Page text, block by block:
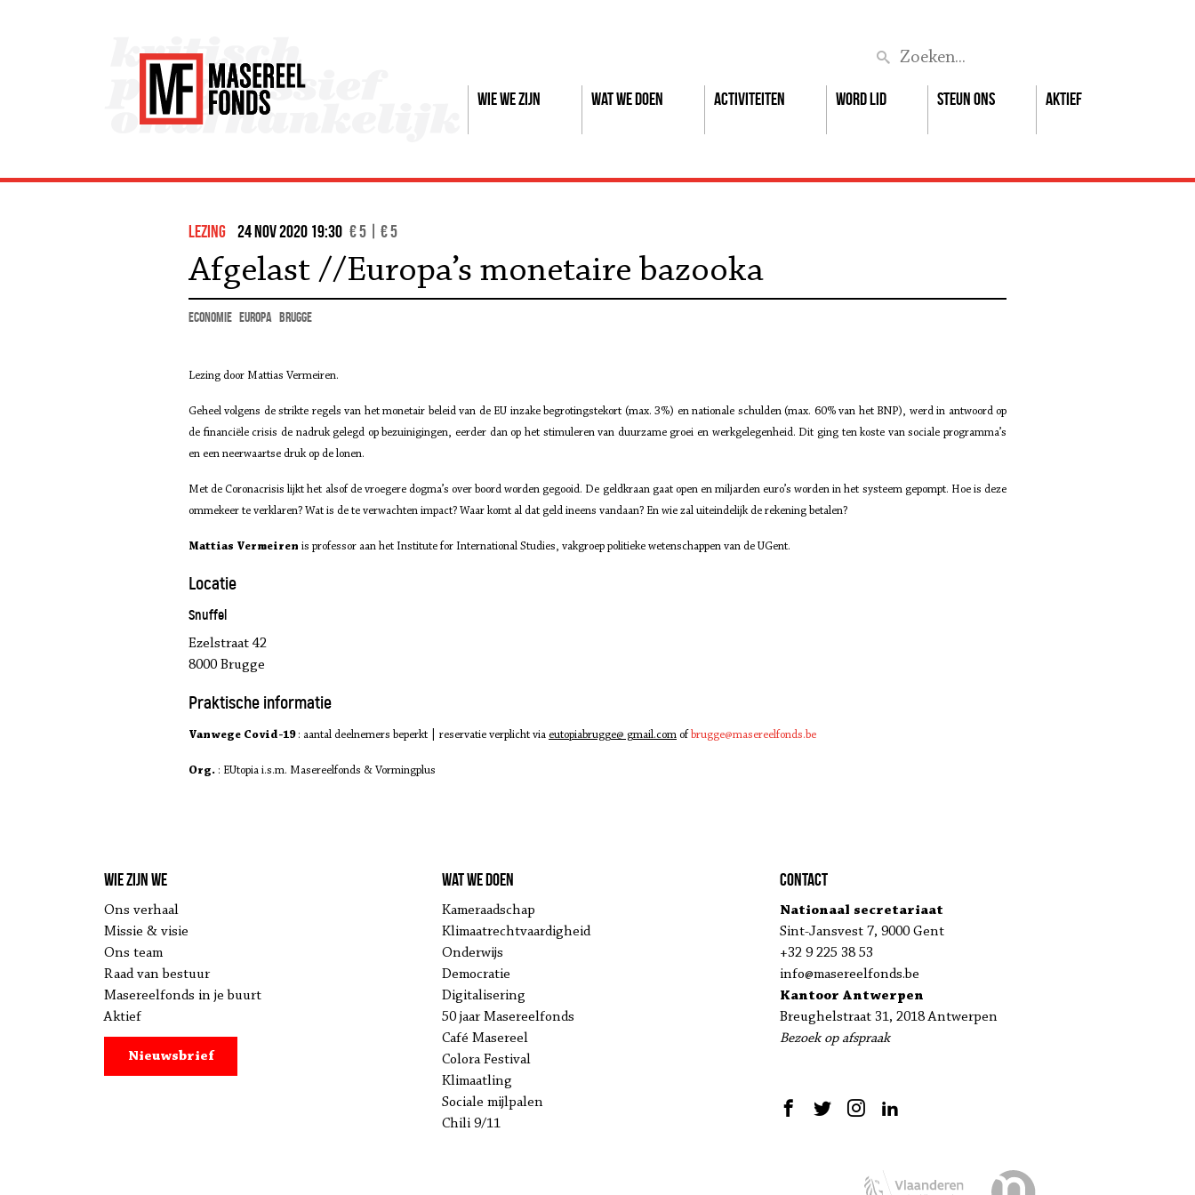
Wie we zijn Wat we doen Activiteiten Word lid Steun ons Aktief
lezing 24 nov 2020 19:30 € 5 | € 5
Afgelast //Europa’s monetaire bazooka
economie Europa Brugge
Lezing door Mattias Vermeiren.
Geheel volgens de strikte regels van het monetair beleid van de EU inzake begrotingstekort (max. 3%) en nationale schulden (max. 60% van het BNP), werd in antwoord op
de financiële crisis de nadruk gelegd op bezuinigingen, eerder dan op het stimuleren van duurzame groei en werkgelegenheid. Dit ging ten koste van sociale programma’s
en een neerwaartse druk op de lonen.
Met de Coronacrisis lijkt het alsof de vroegere dogma’s over boord worden gegooid. De geldkraan gaat open en miljarden euro’s worden in het systeem gepompt. Hoe is deze
ommekeer te verklaren? Wat is de te verwachten impact? Waar komt al dat geld ineens vandaan? En wie zal uiteindelijk de rekening betalen?
Mattias Vermeiren is professor aan het Institute for International Studies, vakgroep politieke wetenschappen van de UGent.
Locatie
Snuffel
Ezelstraat 42
8000 Brugge
Praktische informatie
Vanwege Covid-19 : aantal deelnemers beperkt | reservatie verplicht via eutopiabrugge@ gmail.com of brugge@masereelfonds.be
Org. : EUtopia i.s.m. Masereel­fonds & Vormingplus
Wie zijn we
Ons verhaal
Missie & visie
Ons team
Raad van bestuur
Masereelfonds in je buurt
Aktief
Nieuwsbrief
Wat we doen
Kameraadschap
Klimaatrechtvaardigheid
Onderwijs
Democratie
Digitalisering
50 jaar Masereelfonds
Café Masereel
Colora Festival
Klimaatling
Sociale mijlpalen
Chili 9/11
Contact
Nationaal secretariaat
Sint-Jansvest 7, 9000 Gent
+32 9 225 38 53
info@masereelfonds.be
Kantoor Antwerpen
Breughelstraat 31, 2018 Antwerpen
Bezoek op afspraak